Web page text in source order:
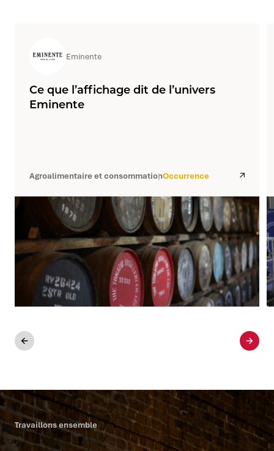
Eminente
Ce que l’affichage dit de l’univers
Eminente
Agroalimentaire et consommationOccurrence
Travaillons ensemble